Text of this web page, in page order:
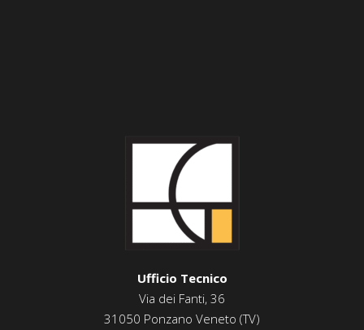
Ufficio Tecnico
Via dei Fanti, 36
31050 Ponzano Veneto (TV)